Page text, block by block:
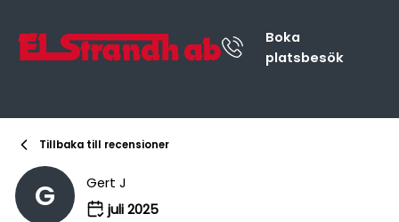
Boka
platsbesök
Tillbaka till recensioner
G
Gert J
juli 2025